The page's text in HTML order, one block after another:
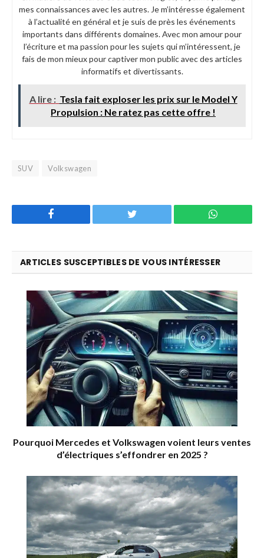
mes connaissances avec les autres. Je m’intéresse également
à l’actualité en général et je suis de près les événements
importants dans différents domaines. Avec mon amour pour
l’écriture et ma passion pour les sujets qui m’intéressent, je
fais de mon mieux pour captiver mon public avec des articles
informatifs et divertissants.
A lire : Tesla fait exploser les prix sur le Model Y
Propulsion : Ne ratez pas cette offre !
SUV Volkswagen
Twitter WhatsApp
ARTICLES SUSCEPTIBLES DE VOUS INTÉRESSER
Pourquoi Mercedes et Volkswagen voient leurs ventes
d’électriques s’effondrer en 2025 ?